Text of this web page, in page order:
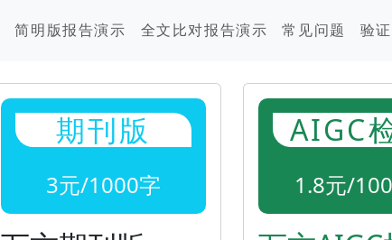
简明版报告演示 全文比对报告演示 常见问题 验
期刊版
3元/1000字
AIGC
1.8元/